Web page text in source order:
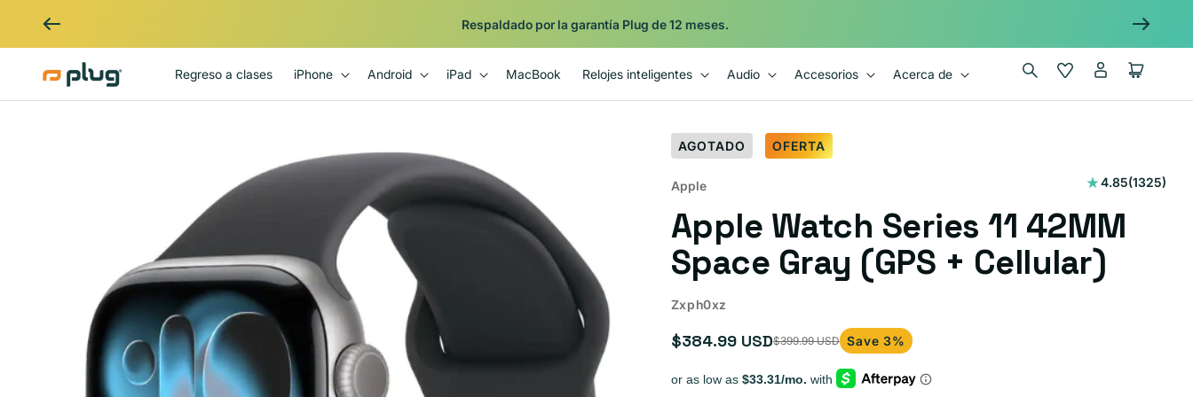
Respaldado por la garantía Plug de 12 meses.
Regreso a clases iPhone Android iPad MacBook Relojes inteligentes Audio Accesorios Acerca de Wishlist
sesión
Carrito
AGOTADO OFERTA
Apple 4.85(1325)
1325
Apple Watch Series 11 42MM
Space Gray (GPS + Cellular)
Zxph0xz
Precio
$384.99 USD
Precio
$399.99 USD Save 3%